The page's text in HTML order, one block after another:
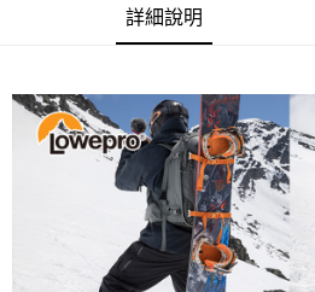
【關於「AFTEE先享後付」】
AFTEE先享後付是「在收到商品之後才付
便利好安心！
１．簡單：不需註冊會員、不需綁卡、不需
２．便利：只要手機號碼，簡訊認證，即可
３．安心：先確認商品／服務後，再付款。
【「AFTEE先享後付」結帳流程】
１．於結帳方式選擇「AFTEE先享後付」
ATM付款
每筆NT$75，滿NT$399(含以上)免運費
詳細說明